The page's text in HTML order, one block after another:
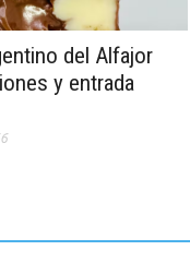
del Alfajor
y entrada